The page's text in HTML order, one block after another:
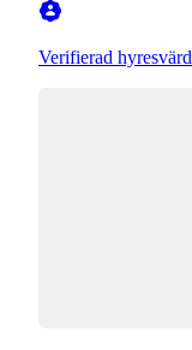
Verifierad hyresvärd